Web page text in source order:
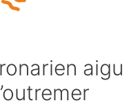
aigu